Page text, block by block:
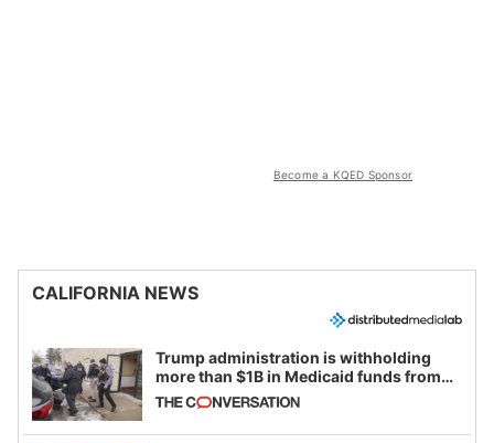
Become a KQED Sponsor
CALIFORNIA NEWS
Trump administration is withholding
more than $1B in Medicaid funds from
California and Minnesota, in latest
example of weaponizing real and
imagined fraud